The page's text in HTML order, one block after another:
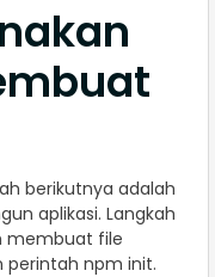
berikutnya adalah
aplikasi. Langkah
membuat file
perintah npm init.